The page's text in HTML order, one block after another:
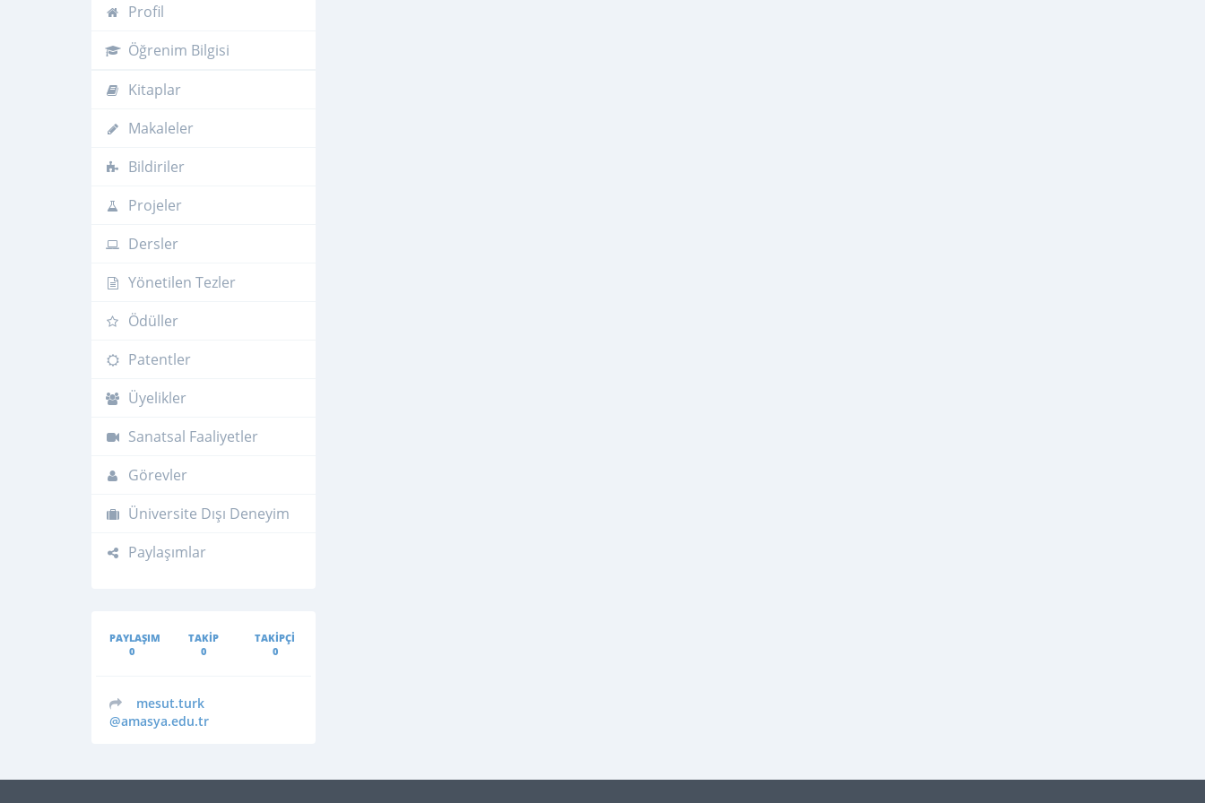
Profil
Öğrenim Bilgisi
Kitaplar
Makaleler
Bildiriler
Projeler
Dersler
Yönetilen Tezler
Ödüller
Patentler
Üyelikler
Sanatsal Faaliyetler
Görevler
Üniversite Dışı Deneyim
Paylaşımlar
PAYLAŞIM
0
TAKIP
0
TAKIPÇI
0
mesut.turk
@amasya.edu.tr